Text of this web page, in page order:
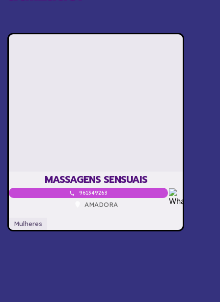
MASSAGENS SENSUAIS
961349263
AMADORA
Mulheres